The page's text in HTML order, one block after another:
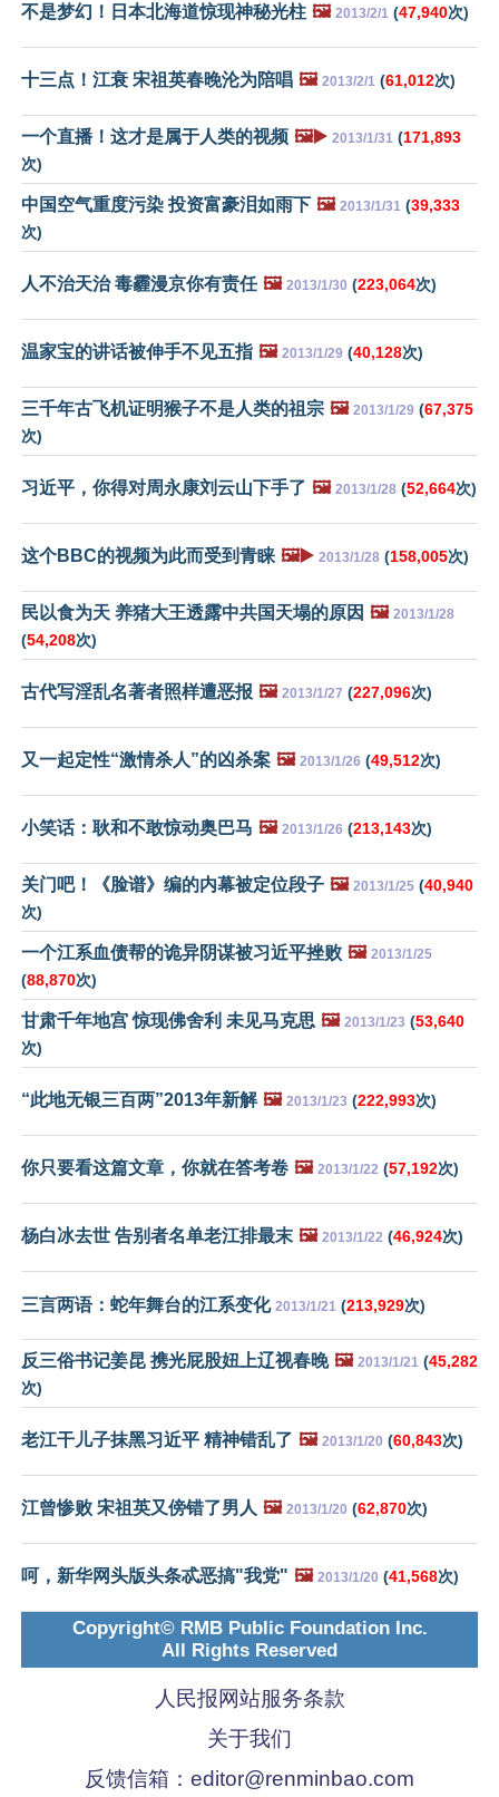
不是梦幻！日本北海道惊现神秘光柱 🖼️ 2013/2/1 (47,940次)
十三点！江衰 宋祖英春晚沦为陪唱 🖼️ 2013/2/1 (61,012次)
一个直播！这才是属于人类的视频 🖼️▶️ 2013/1/31 (171,893
次)
中国空气重度污染 投资富豪泪如雨下 🖼️ 2013/1/31 (39,333
次)
人不治天治 毒霾漫京你有责任 🖼️ 2013/1/30 (223,064次)
温家宝的讲话被伸手不见五指 🖼️ 2013/1/29 (40,128次)
三千年古飞机证明猴子不是人类的祖宗 🖼️ 2013/1/29 (67,375
次)
习近平，你得对周永康刘云山下手了 🖼️ 2013/1/28 (52,664次)
这个BBC的视频为此而受到青睐 🖼️▶️ 2013/1/28 (158,005次)
民以食为天 养猪大王透露中共国天塌的原因 🖼️ 2013/1/28
(54,208次)
古代写淫乱名著者照样遭恶报 🖼️ 2013/1/27 (227,096次)
又一起定性“激情杀人”的凶杀案 🖼️ 2013/1/26 (49,512次)
小笑话：耿和不敢惊动奥巴马 🖼️ 2013/1/26 (213,143次)
关门吧！《脸谱》编的内幕被定位段子 🖼️ 2013/1/25 (40,940
次)
一个江系血债帮的诡异阴谋被习近平挫败 🖼️ 2013/1/25
(88,870次)
甘肃千年地宫 惊现佛舍利 未见马克思 🖼️ 2013/1/23 (53,640
次)
“此地无银三百两”2013年新解 🖼️ 2013/1/23 (222,993次)
你只要看这篇文章，你就在答考卷 🖼️ 2013/1/22 (57,192次)
杨白冰去世 告别者名单老江排最末 🖼️ 2013/1/22 (46,924次)
三言两语：蛇年舞台的江系变化 2013/1/21 (213,929次)
反三俗书记姜昆 携光屁股妞上辽视春晚 🖼️ 2013/1/21 (45,282
次)
老江干儿子抹黑习近平 精神错乱了 🖼️ 2013/1/20 (60,843次)
江曾惨败 宋祖英又傍错了男人 🖼️ 2013/1/20 (62,870次)
呵，新华网头版头条忒恶搞"我党" 🖼️ 2013/1/20 (41,568次)
Copyright© RMB Public Foundation Inc.
All Rights Reserved
人民报网站服务条款
关于我们
反馈信箱： editor@renminbao.com